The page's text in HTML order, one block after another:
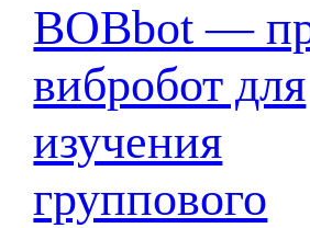
BOBbot —
вибробот для
изучения
группового